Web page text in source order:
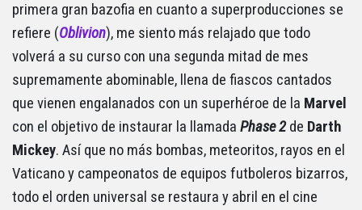
primera gran bazofia en cuanto a superproducciones se
refiere (Oblivion), me siento más relajado que todo
volverá a su curso con una segunda mitad de mes
supremamente abominable, llena de fiascos cantados
que vienen engalanados con un superhéroe de la Marvel
con el objetivo de instaurar la llamada Phase 2de Darth
Mickey. Así que no más bombas, meteoritos, rayos en el
Vaticano y campeonatos de equipos futboleros bizarros,
todo el orden universal se restaura y abril en el cine